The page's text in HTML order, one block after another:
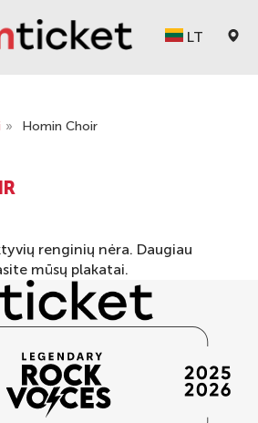
LT
» Homin Choir
renginių nėra. Daugiau
mūsų plakatai.